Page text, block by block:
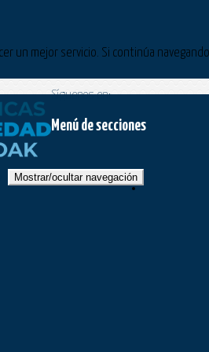
un mejor servicio. Si continúa
Síguenos en:
Menú de secciones
Mostrar/ocultar navegación